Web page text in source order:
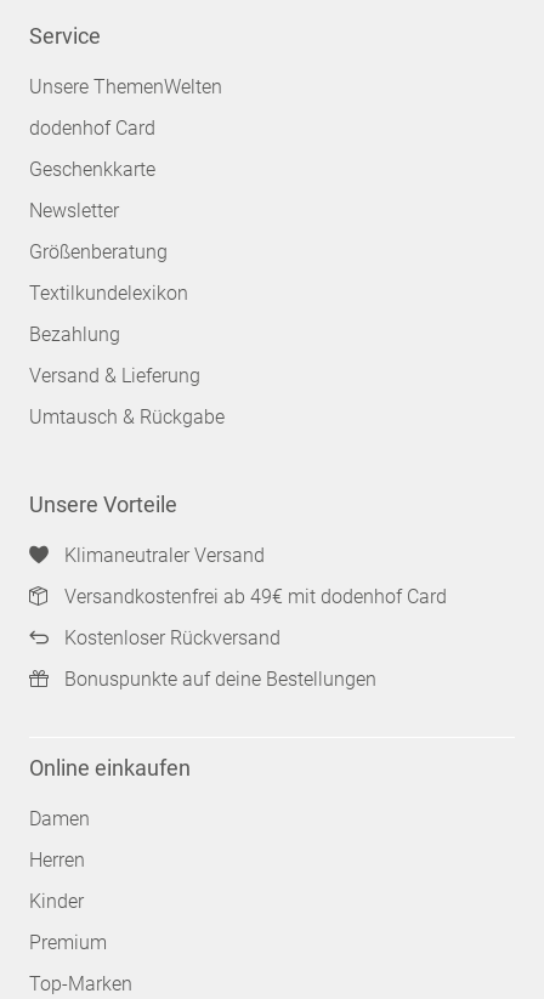
Service
Unsere ThemenWelten
dodenhof Card
Geschenkkarte
Newsletter
Größenberatung
Textilkundelexikon
Bezahlung
Versand & Lieferung
Umtausch & Rückgabe
Unsere Vorteile
Klimaneutraler Versand
Versandkostenfrei ab 49€ mit dodenhof Card
Kostenloser Rückversand
Bonuspunkte auf deine Bestellungen
Online einkaufen
Damen
Herren
Kinder
Premium
Top-Marken